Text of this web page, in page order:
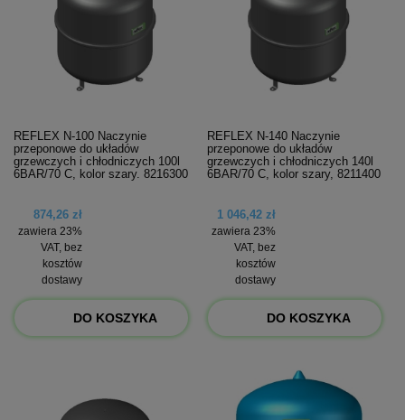
REFLEX N-100 Naczynie
przeponowe do układów
grzewczych i chłodniczych 100l
6BAR/70 C, kolor szary. 8216300
874,26 zł
zawiera 23%
VAT, bez
kosztów
dostawy
DO KOSZYKA
REFLEX N-140 Naczynie
przeponowe do układów
grzewczych i chłodniczych 140l
6BAR/70 C, kolor szary, 8211400
1 046,42 zł
zawiera 23%
VAT, bez
kosztów
dostawy
DO KOSZYKA